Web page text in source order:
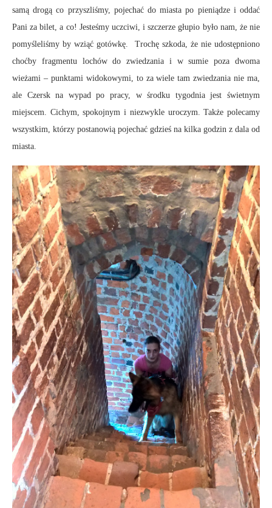
samą drogą co przyszliśmy, pojechać do miasta po pieniądze i oddać
Pani za bilet, a co! Jesteśmy uczciwi, i szczerze głupio było nam, że nie
pomyśleliśmy by wziąć gotówkę. Trochę szkoda, że nie udostępniono
choćby fragmentu lochów do zwiedzania i w sumie poza dwoma
wieżami – punktami widokowymi, to za wiele tam zwiedzania nie ma,
ale Czersk na wypad po pracy, w środku tygodnia jest świetnym
miejscem. Cichym, spokojnym i niezwykle uroczym. Także polecamy
wszystkim, którzy postanowią pojechać gdzieś na kilka godzin z dala od
miasta.